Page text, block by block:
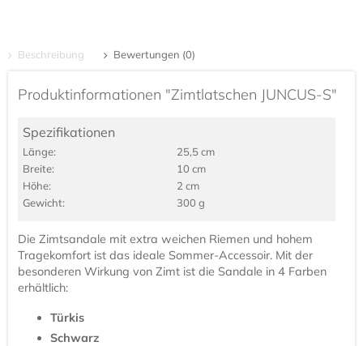
Beschreibung Bewertungen (0)
Produktinformationen "Zimtlatschen JUNCUS-S"
Spezifikationen
Länge:
25,5 cm
Breite:
10 cm
Höhe:
2 cm
Gewicht:
300 g
Die Zimtsandale mit extra weichen Riemen und hohem
Tragekomfort ist das ideale Sommer-Accessoir. Mit der
besonderen Wirkung von Zimt ist die Sandale in 4 Farben
erhältlich:
Türkis
Schwarz